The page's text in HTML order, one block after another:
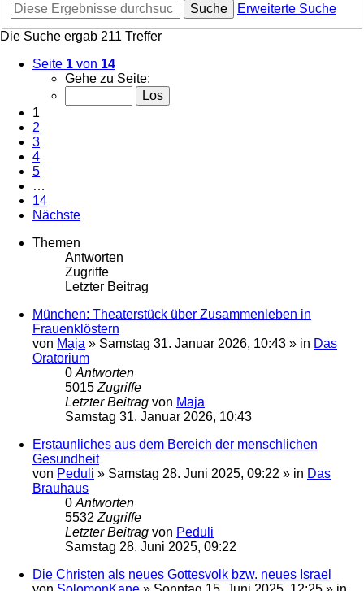
Suche
Erweiterte Suche
Die Suche ergab 211 Treffer
Seite 1 von 14
Gehe zu Seite:
1
2
3
4
5
…
14
Nächste
Themen
Antworten
Zugriffe
Letzter Beitrag
München: Theaterstück über Zusammenleben in
Frauenklöstern
von Maja » Samstag 31. Januar 2026, 10:43 » in Das
Oratorium
0 Antworten
5015 Zugriffe
Letzter Beitrag von Maja
Samstag 31. Januar 2026, 10:43
Erstaunliches aus dem Bereich der menschlichen
Gesundheit
von Peduli » Samstag 28. Juni 2025, 09:22 » in Das
Brauhaus
0 Antworten
5532 Zugriffe
Letzter Beitrag von Peduli
Samstag 28. Juni 2025, 09:22
Die Christen als neues Gottesvolk bzw. neues Israel